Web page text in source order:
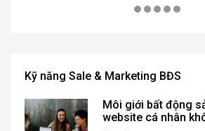
Kỹ năng Sale & Marketing BĐS
Môi giới bất động
website cá nhân